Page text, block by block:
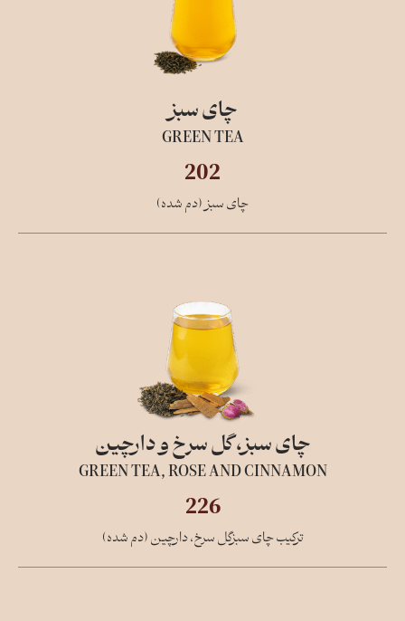
چای سبز
GREEN TEA
202
چای سبز (دم شده)
چای سبز، گل سرخ و دارچین
GREEN TEA, ROSE AND CINNAMON
226
ترکیب چای سبزگل سرخ، دارچین (دم شده)